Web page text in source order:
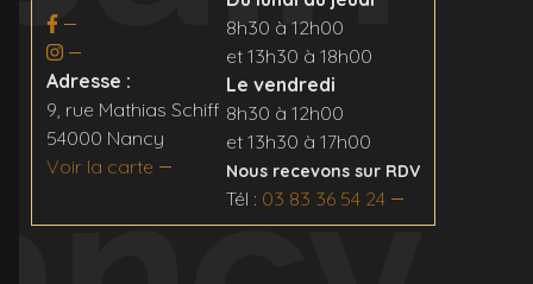
Adresse :
9, rue Mathias Schiff
54000 Nancy
Voir la carte
8h30 à 12h00
et 13h30 à 18h00
Le vendredi
8h30 à 12h00
et 13h30 à 17h00
Nous recevons sur RDV
Tél : 03 83 36 54 24